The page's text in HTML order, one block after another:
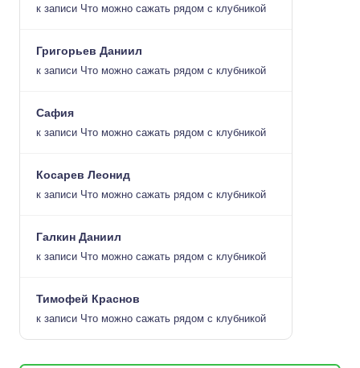
к записи Что можно сажать рядом с клубникой
Григорьев Даниил
к записи Что можно сажать рядом с клубникой
Сафия
к записи Что можно сажать рядом с клубникой
Косарев Леонид
к записи Что можно сажать рядом с клубникой
Галкин Даниил
к записи Что можно сажать рядом с клубникой
Тимофей Краснов
к записи Что можно сажать рядом с клубникой